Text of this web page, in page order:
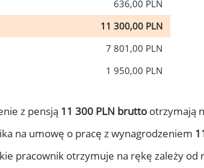
636,00 PLN
11 300,00 PLN
7 801,00 PLN
1 950,00 PLN
z pensją 11 300 PLN brutto otrzymają
na umowę o pracę z wynagrodzeniem
pracownik otrzymuje na rękę zależy od